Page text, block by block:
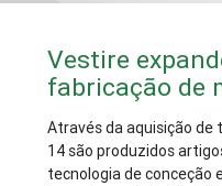
Vestire
fabricação de
Através da aquisição de
14 são produzidos
tecnologia de conceção